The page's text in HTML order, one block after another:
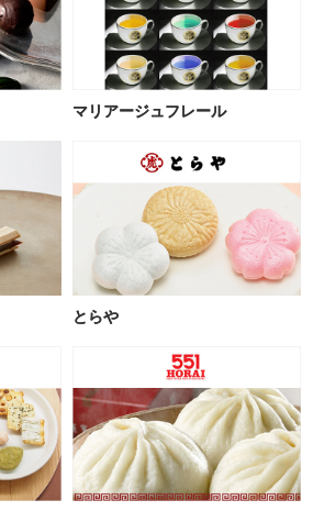
マリアージュフレール
とらや